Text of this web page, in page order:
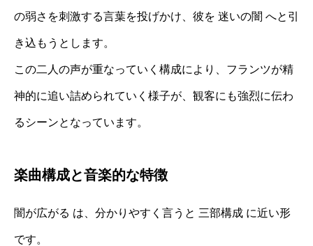
の弱さを刺激する言葉を投げかけ、彼を 迷いの闇 へと引
き込もうとします。
この二人の声が重なっていく構成により、フランツが精
神的に追い詰められていく様子が、観客にも強烈に伝わ
るシーンとなっています。
楽曲構成と音楽的な特徴
闇が広がる は、分かりやすく言うと 三部構成 に近い形
です。